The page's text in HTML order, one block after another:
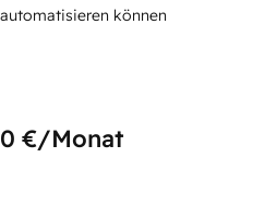
automatisieren können
0 €/Monat